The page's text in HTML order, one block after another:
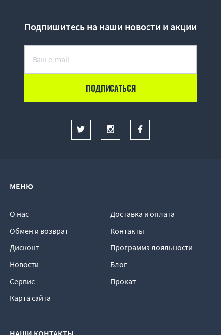
Подпишитесь на наши новости и акции
МЕНЮ
О нас
Доставка и оплата
Обмен и возврат
Контакты
Дисконт
Программа лояльности
Новости
Блог
Сервис
Прокат
Карта сайта